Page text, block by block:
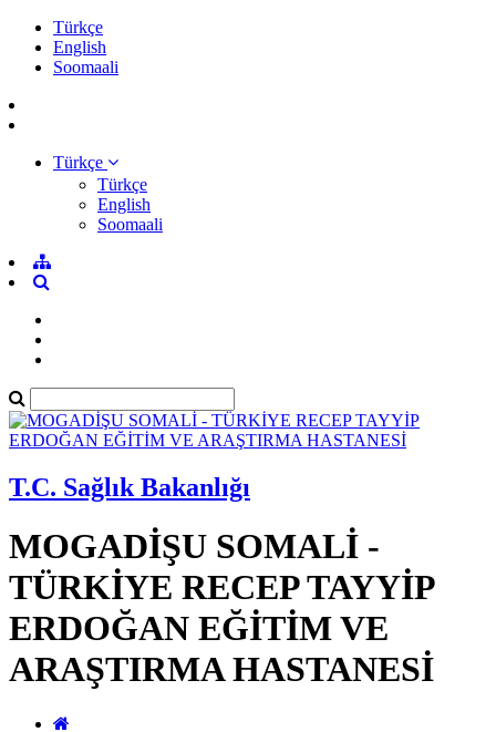
Türkçe
English
Soomaali
Türkçe
Türkçe
English
Soomaali
T.C. Sağlık Bakanlığı
MOGADİŞU SOMALİ -
TÜRKİYE RECEP TAYYİP
ERDOĞAN EĞİTİM VE
ARAŞTIRMA HASTANESİ